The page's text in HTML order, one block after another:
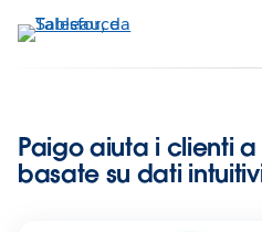
Passa
Paigo aiuta i clienti
basate su dati